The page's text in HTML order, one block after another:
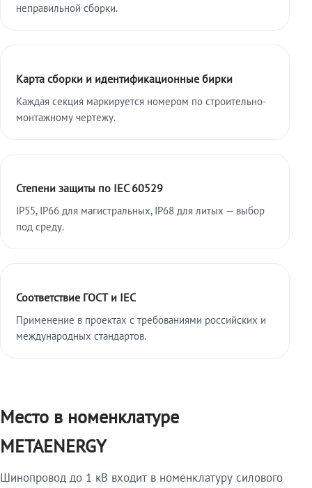
неправильной сборки.
Карта сборки и идентификационные бирки
Каждая секция маркируется номером по строительно-
монтажному чертежу.
Степени защиты по IEC 60529
IP55, IP66 для магистральных, IP68 для литых — выбор
под среду.
Соответствие ГОСТ и IEC
Применение в проектах с требованиями российских и
международных стандартов.
Место в номенклатуре
METAENERGY
Шинопровод до 1 кВ входит в номенклатуру силового